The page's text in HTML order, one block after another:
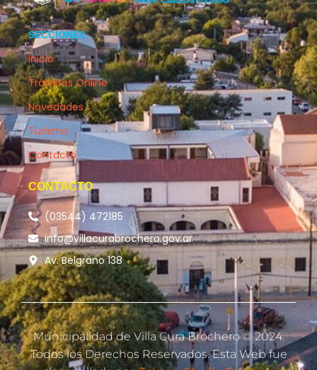
SECCIONES
Inicio
Trámites Online
Novedades
Turismo
Contacto
CONTACTO
(03544) 472185
info@villacurabrochero.gov.ar
Av. Belgrano 138
Municipalidad de Villa Cura Brochero © 2024.
Todos los Derechos Reservados. Esta Web fue